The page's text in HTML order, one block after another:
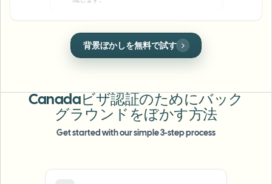
顔交換 - 動画
ビデオインテリジェンス
一括動画ぼかし
複数の動画をまとめて処理
一括顔ぼかし
高スループットパイプライン
API & SDK
アップロード、ジョブ、ウェブフックを自動化
顔ぼかし
ワンクリックで綺麗に顔をマスキングし、個人情
報を保護します。
背景ぼかしを無料で試す
Canadaビザ認証のためにバック
グラウンドをぼかす方法
Get started with our simple 3-step process